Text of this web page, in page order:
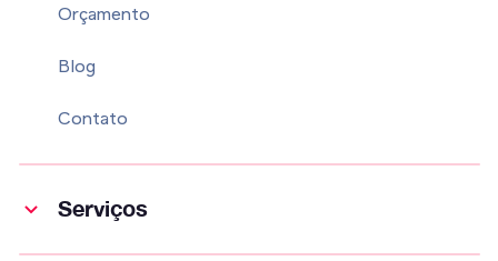
Orçamento
Blog
Contato
Serviços